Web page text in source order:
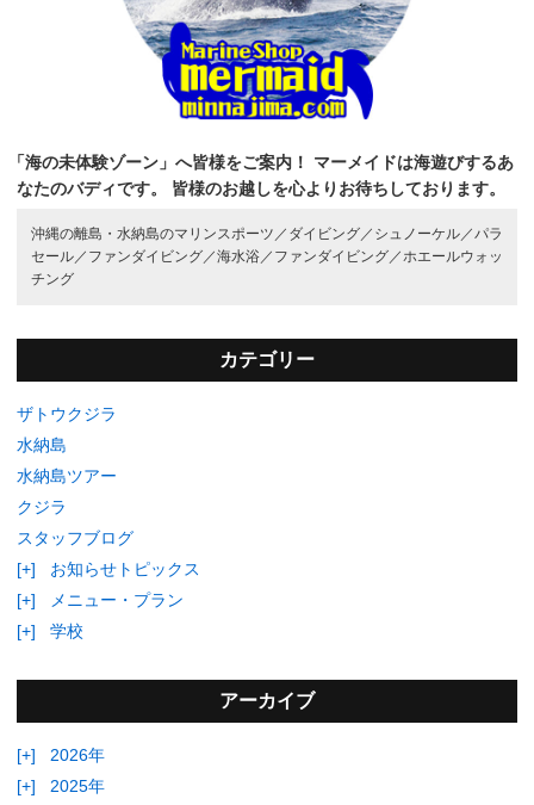
「海の未体験ゾーン」へ皆様をご案内！
マーメイドは海遊びするあ
なたのバディです。
皆様のお越しを心よりお待ちしております。
沖縄の離島・水納島のマリンスポーツ／ ダイビング／ シュノーケル／パラ
セール／ ファンダイビング／海水浴／ ファンダイビング／ホエールウォッ
チング
カテゴリー
ザトウクジラ
水納島
水納島ツアー
クジラ
スタッフブログ
[+]
お知らせトピックス
[+]
メニュー・プラン
[+]
学校
アーカイブ
[+]
2026年
[+]
2025年